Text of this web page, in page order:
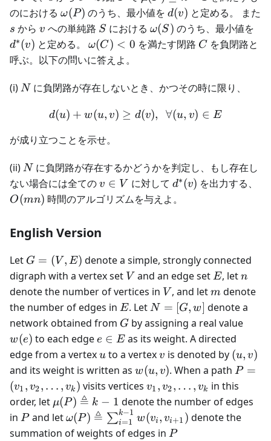
\le n-1
のにおける \omega(P)
ω(P) のうち、最小値をd(v)
d(v) と定める。 また
s
s から v
v への単純路 S
S における \omega(S)
ω(S) のうち、最小値を
(v)
d∗(v) と定める。 \omega(C)
< 0
ω(C) < 0 を満たす閉路 C
Cを負閉路と
呼ぶ。以下の問いに答えよ。
(i) N
N に負閉路が存在しないとき、かつその時に限り、
d(u) + w(u, v) \ge d(v),
d(u) + w(u, v) ≥ d(v), ∀(u, v) ∈ E
が成り立つことを示せ。
(ii) N
N に負閉路が存在するかどうかを判定し、もし存在し
ない場合には全てのv
\in
v ∈ V に対して d^*
d∗(v) を出力する、
O(mn) 時間のアルゴリズムを与えよ。
English Version
Let G=
(V,
E)
G = (V , E) denote a simple, strongly connected
digraph with a vertex set V
V and an edge setE
E, letn
n
denote the number of vertices in V
V , and letm
m denote
the number of edges in E
E. LetN=
[G,
w]
N = [G, w] denote a
network obtained from G
G by assigning a real value
w(e) to each edgee
\in
E
e ∈ E as its weight. A directed
edge from a vertexu
u to a vertexv
v is denoted by (u,v)
(u, v)
and its weight is written as w(u,v)
w(u, v). When a pathP=
(v_1,
v_2,
\ldots,
v_k)
P =
(v1 , v2, … , vk ) visits vertices v_1,
v_2,
\ldots,
v_k
v1 , v2, … , vk in this
order, let \mu(P)
\triangleq
k-1
μ(P) ≜ k − 1 denote the number of edges
in P
Pand let\omega(P)
\triangleq
ω(P ) ≜ ∑i=1
k−1 w(vi , vi+1 ) denote the
summation of weights of edges in P
P